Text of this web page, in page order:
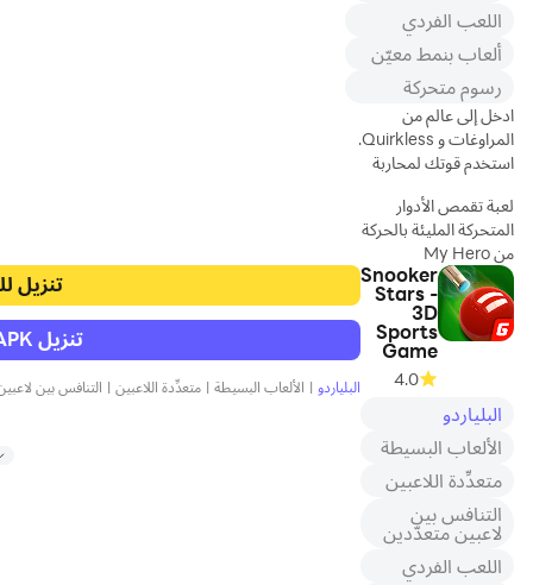
اللعب الفردي
ألعاب بنمط معيّن
رسوم متحركة
ادخل إلى عالم من
المراوغات و Quirkless.
استخدم قوتك لمحاربة
لعبة تقمص الأدوار
المتحركة المليئة بالحركة
من My Hero
Academia متاحة الآن
في متناول يدك! كن البطل
الذي طالما رغبت في أن
تكون من الأنمي الناجح ،
خذ المراوغات القوية إلى
المعركة وقاتل الأشرار جنبًا
إلى جنب مع لاعبين آخرين
في لعبة تقمص الأدوار
متعددة اللاعبين هذه! اربح
مكافآت وانغمس في لعبة
قتال إستراتيجية مثيرة مع
معارك لاعب ضد لاعب
ومهام إستراتيجية.
Snooker
Stars -
3D
Sports
Game
4.0
البلياردو
الألعاب البسيطة
متعدِّدة اللاعبين
التنافس بين
لاعبين متعدّدين
اللعب الفردي
تنزيل
تنزيل APK للاندرويد
البلياردو | الألعاب البسيطة | متعدِّدة اللاعبين | التنافس بين